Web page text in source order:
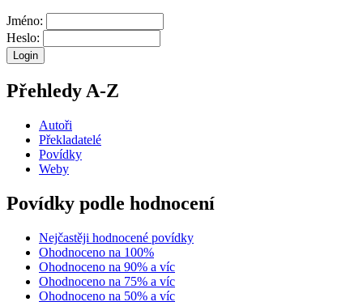
Jméno:
Heslo:
Přehledy A-Z
Autoři
Překladatelé
Povídky
Weby
Povídky podle hodnocení
Nejčastěji hodnocené povídky
Ohodnoceno na 100%
Ohodnoceno na 90% a víc
Ohodnoceno na 75% a víc
Ohodnoceno na 50% a víc